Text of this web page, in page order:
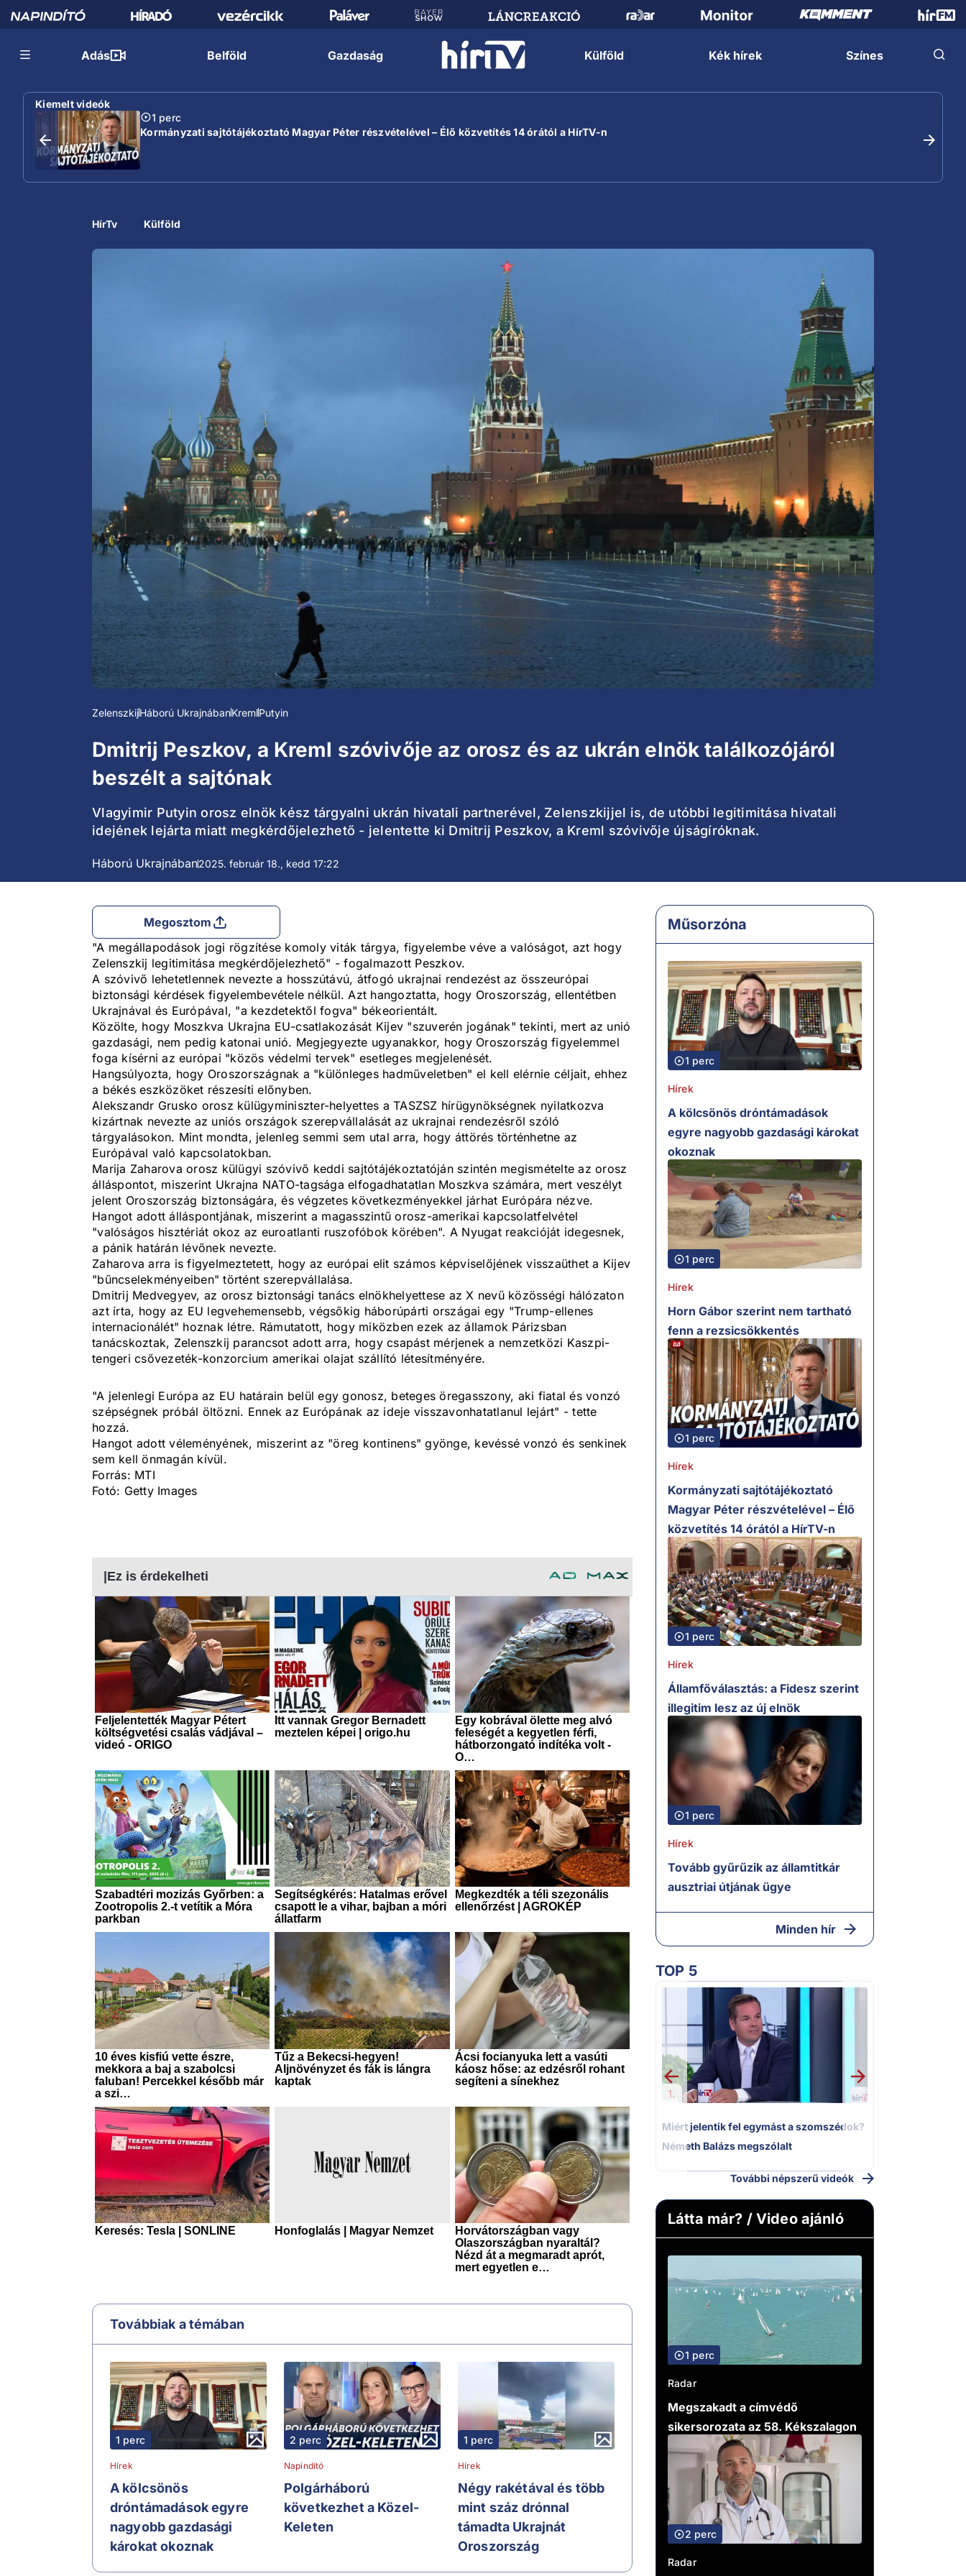
Adás Belföld Gazdaság Külföld Kék hírek Színes
Kiemelt videók
1 perc
Kormányzati sajtótájékoztató Magyar Péter részvételével – Élő közvetítés 14 órától a HírTV-n
HírTv Külföld
ZelenszkijHáború UkrajnábanKremlPutyin
Dmitrij Peszkov, a Kreml szóvivője az orosz és az ukrán elnök találkozójáról
beszélt a sajtónak
Vlagyimir Putyin orosz elnök kész tárgyalni ukrán hivatali partnerével, Zelenszkijjel is, de utóbbi legitimitása hivatali
idejének lejárta miatt megkérdőjelezhető - jelentette ki Dmitrij Peszkov, a Kreml szóvivője újságíróknak.
Háború Ukrajnában2025. február 18., kedd 17:22
Megosztom
"A megállapodások jogi rögzítése komoly viták tárgya, figyelembe véve a valóságot, azt hogy
Zelenszkij legitimitása megkérdőjelezhető" - fogalmazott Peszkov.
A szóvivő lehetetlennek nevezte a hosszútávú, átfogó ukrajnai rendezést az összeurópai
biztonsági kérdések figyelembevétele nélkül. Azt hangoztatta, hogy Oroszország, ellentétben
Ukrajnával és Európával, "a kezdetektől fogva" békeorientált.
Közölte, hogy Moszkva Ukrajna EU-csatlakozását Kijev "szuverén jogának" tekinti, mert az unió
gazdasági, nem pedig katonai unió. Megjegyezte ugyanakkor, hogy Oroszország figyelemmel
foga kísérni az európai "közös védelmi tervek" esetleges megjelenését.
Hangsúlyozta, hogy Oroszországnak a "különleges hadműveletben" el kell elérnie céljait, ehhez
a békés eszközöket részesíti előnyben.
Alekszandr Grusko orosz külügyminiszter-helyettes a TASZSZ hírügynökségnek nyilatkozva
kizártnak nevezte az uniós országok szerepvállalását az ukrajnai rendezésről szóló
tárgyalásokon. Mint mondta, jelenleg semmi sem utal arra, hogy áttörés történhetne az
Európával való kapcsolatokban.
Marija Zaharova orosz külügyi szóvivő keddi sajtótájékoztatóján szintén megismételte az orosz
álláspontot, miszerint Ukrajna NATO-tagsága elfogadhatatlan Moszkva számára, mert veszélyt
jelent Oroszország biztonságára, és végzetes következményekkel járhat Európára nézve.
Hangot adott álláspontjának, miszerint a magasszintű orosz-amerikai kapcsolatfelvétel
"valóságos hisztériát okoz az euroatlanti ruszofóbok körében". A Nyugat reakcióját idegesnek,
a pánik határán lévőnek nevezte.
Zaharova arra is figyelmeztetett, hogy az európai elit számos képviselőjének visszaüthet a Kijev
"bűncselekményeiben" történt szerepvállalása.
Dmitrij Medvegyev, az orosz biztonsági tanács elnökhelyettese az X nevű közösségi hálózaton
azt írta, hogy az EU legvehemensebb, végsőkig háborúpárti országai egy "Trump-ellenes
internacionálét" hoznak létre. Rámutatott, hogy miközben ezek az államok Párizsban
tanácskoztak, Zelenszkij parancsot adott arra, hogy csapást mérjenek a nemzetközi Kaszpi-
tengeri csővezeték-konzorcium amerikai olajat szállító létesítményére.
"A jelenlegi Európa az EU határain belül egy gonosz, beteges öregasszony, aki fiatal és vonzó
szépségnek próbál öltözni. Ennek az Európának az ideje visszavonhatatlanul lejárt" - tette
hozzá.
Hangot adott véleményének, miszerint az "öreg kontinens" gyönge, kevéssé vonzó és senkinek
sem kell önmagán kívül.
Forrás: MTI
Fotó: Getty Images
Továbbiak a témában
1 perc
Hírek
A kölcsönös
dróntámadások egyre
nagyobb gazdasági
károkat okoznak
2 perc
Napindító
Polgárháború
következhet a Közel-
Keleten
1 perc
Hírek
Négy rakétával és több
mint száz drónnal
támadta Ukrajnát
Oroszország
Műsorzóna
1 perc
Hírek
A kölcsönös dróntámadások
egyre nagyobb gazdasági károkat
okoznak
1 perc
Hírek
Horn Gábor szerint nem tartható
fenn a rezsicsökkentés
1 perc
Hírek
Kormányzati sajtótájékoztató
Magyar Péter részvételével – Élő
közvetítés 14 órától a HírTV-n
1 perc
Hírek
Államfőválasztás: a Fidesz szerint
illegitim lesz az új elnök
1 perc
Hírek
Tovább gyűrűzik az államtitkár
ausztriai útjának ügye
Minden hír
TOP 5
1.
Miért jelentik fel egymást a szomszédok?
Németh Balázs megszólalt
További népszerű videók
Látta már? / Video ajánló
1 perc
Radar
Megszakadt a címvédő
sikersorozata az 58. Kékszalagon
2 perc
Radar